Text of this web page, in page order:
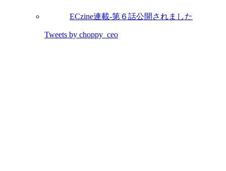
ECzine連載-第６話公開されました
Tweets by choppy_ceo